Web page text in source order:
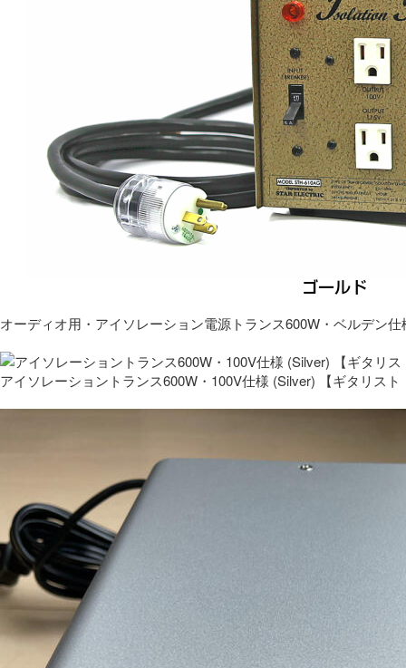
オーディオ用・アイソレーション電源トランス600W・ベルデン仕
アイソレーショントランス600W・100V仕様 (Silver) 【ギタリス